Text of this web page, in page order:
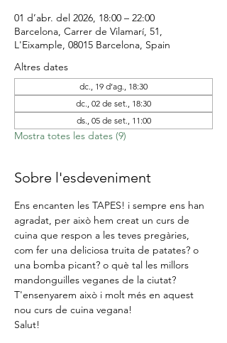
01 d’abr. del 2026, 18:00 – 22:00
Barcelona, Carrer de Vilamarí, 51,
L'Eixample, 08015 Barcelona, Spain
Altres dates
dc., 19 d’ag., 18:30
dc., 02 de set., 18:30
ds., 05 de set., 11:00
Mostra totes les dates (9)
Sobre l'esdeveniment
Ens encanten les TAPES! i sempre ens han
agradat, per això hem creat un curs de
cuina que respon a les teves pregàries,
com fer una deliciosa truita de patates? o
una bomba picant? o què tal les millors
mandonguilles veganes de la ciutat?
T'ensenyarem això i molt més en aquest
nou curs de cuina vegana!
Salut!